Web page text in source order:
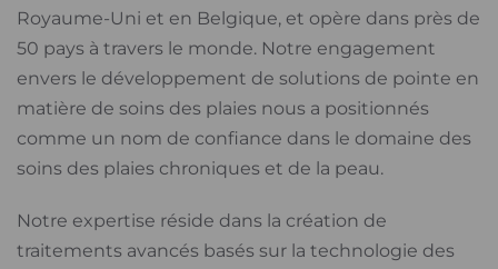
Royaume-Uni et en Belgique, et opère dans près de
50 pays à travers le monde. Notre engagement
envers le développement de solutions de pointe en
matière de soins des plaies nous a positionnés
comme un nom de confiance dans le domaine des
soins des plaies chroniques et de la peau.
Notre expertise réside dans la création de
traitements avancés basés sur la technologie des